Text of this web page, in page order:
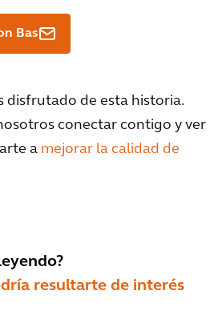
Bas
disfrutado de esta historia.
conectar contigo y ver
a mejorar la calidad de
resultarte de interés